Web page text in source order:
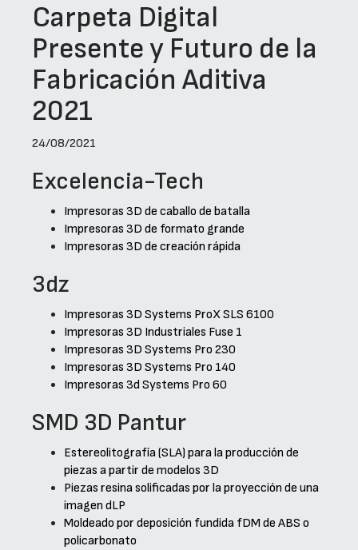
Carpeta Digital
Presente y Futuro de la
Fabricación Aditiva
2021
24/08/2021
Excelencia-Tech
Impresoras 3D de caballo de batalla
Impresoras 3D de formato grande
Impresoras 3D de creación rápida
3dz
Impresoras 3D Systems ProX SLS 6100
Impresoras 3D Industriales Fuse 1
Impresoras 3D Systems Pro 230
Impresoras 3D Systems Pro 140
Impresoras 3d Systems Pro 60
SMD 3D Pantur
Estereolitografía (SLA) para la producción de
piezas a partir de modelos 3D
Piezas resina solificadas por la proyección de una
imagen dLP
Moldeado por deposición fundida fDM de ABS o
policarbonato